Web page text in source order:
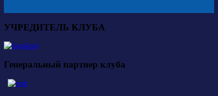
УЧРЕДИТЕЛЬ КЛУБА
Генеральный партнер клуба